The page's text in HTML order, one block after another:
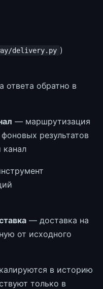
delivery.py )
ответа обратно в
— маршрутизация
результатов
— доставка на
от исходного
в историю
только в